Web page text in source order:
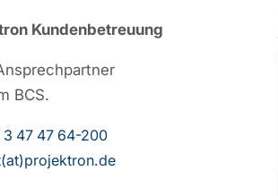
Kundenbetreuung
BCS.
47 47 64-200